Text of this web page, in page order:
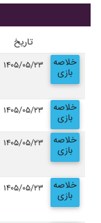
تاریخ
۱۴۰۵/۰۵/۲۳ خلاصه
بازی
۱۴۰۵/۰۵/۲۳ خلاصه
بازی
۱۴۰۵/۰۵/۲۳ خلاصه
بازی
۱۴۰۵/۰۵/۲۳ خلاصه
بازی